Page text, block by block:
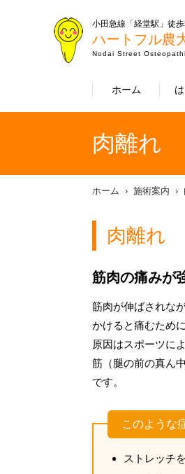
小田急線「経堂駅」徒
ハートフル農
Nodai Street
ホーム
肉離れ
ホーム 施術案内
肉離れ
筋肉の痛みが
筋肉が伸ばされな
かけると痛むため
原因はスポーツに
筋（腿の前の真ん
です。
このような
ストレッチ